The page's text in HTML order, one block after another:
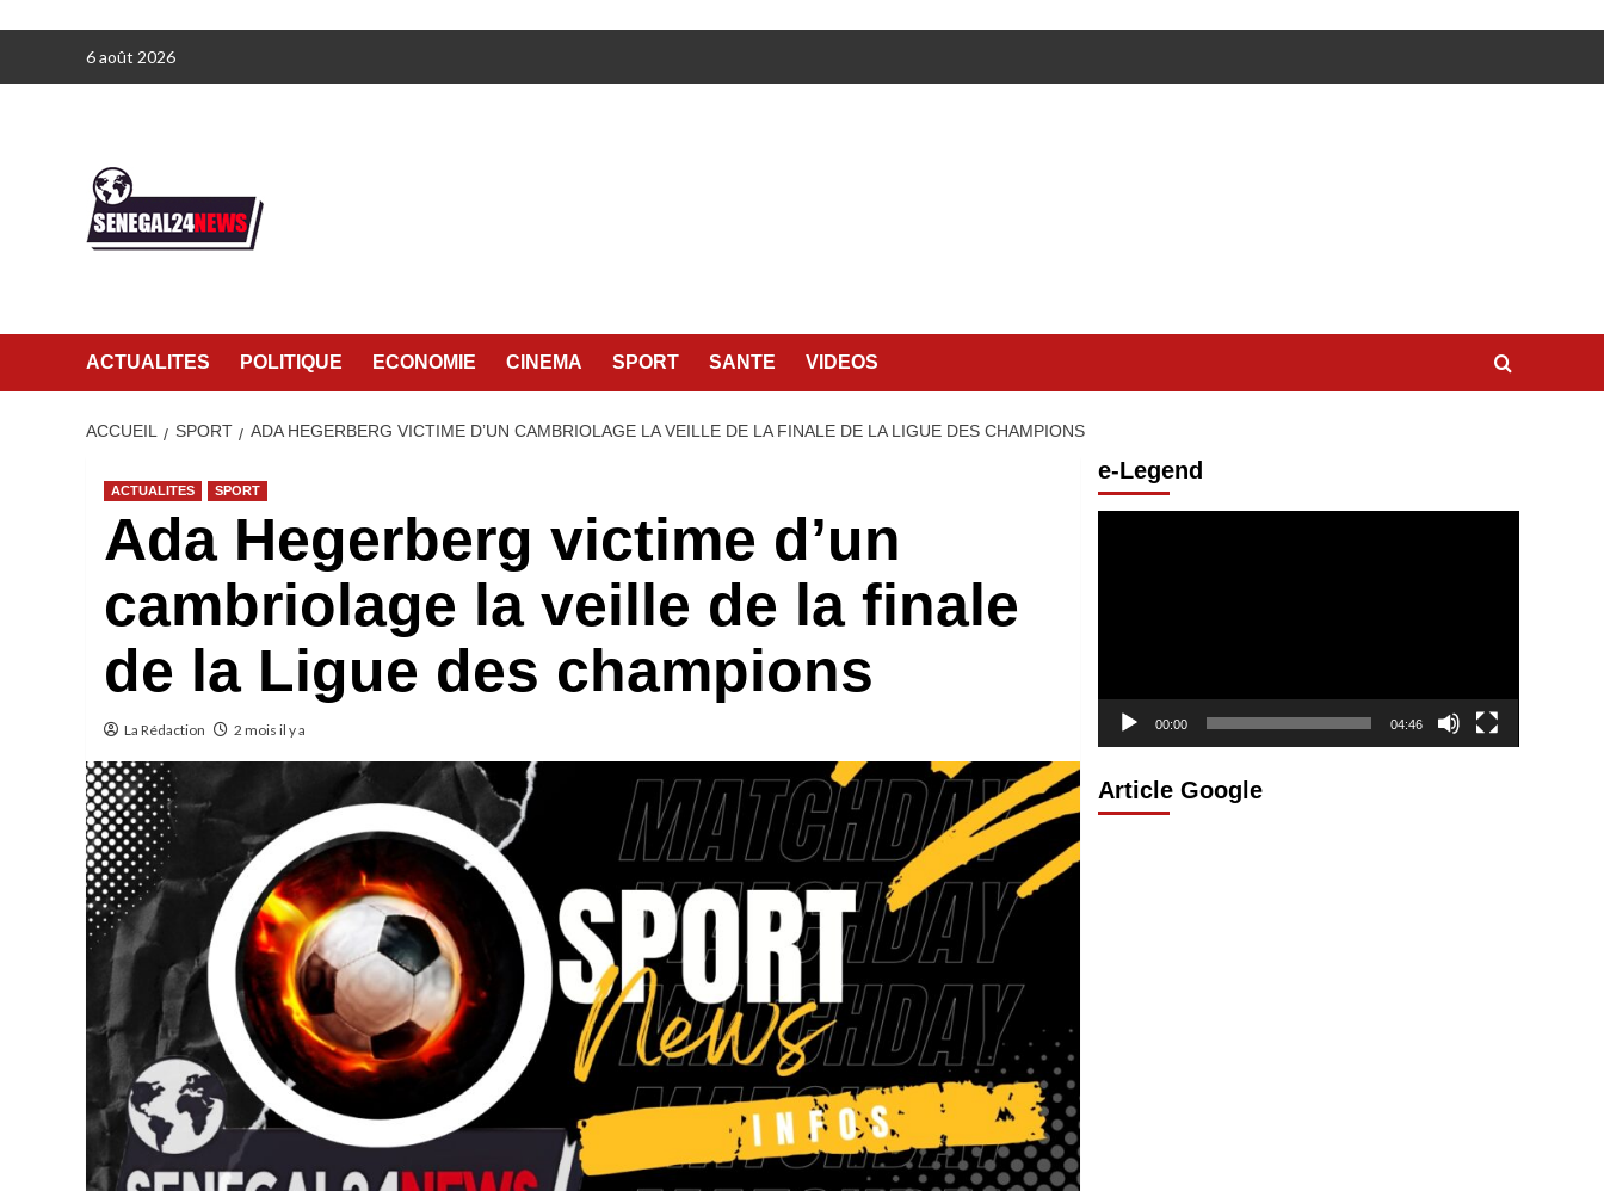
6 août 2026
ACTUALITES POLITIQUE ECONOMIE CINEMA SPORT SANTE VIDEOS
ACCUEIL SPORT ADA HEGERBERG VICTIME D’UN CAMBRIOLAGE LA VEILLE DE LA FINALE DE LA LIGUE DES CHAMPIONS
ACTUALITES SPORT
Ada Hegerberg victime d’un
cambriolage la veille de la finale
de la Ligue des champions
La Rédaction 2 mois il y a
e-Legend
00:00 04:46
Article Google